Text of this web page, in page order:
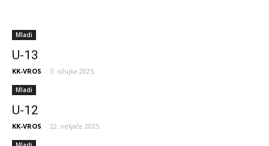
Mladi
U-13
KK-VROS - 5. ožujka 2025.
Mladi
U-12
KK-VROS - 22. veljače 2025.